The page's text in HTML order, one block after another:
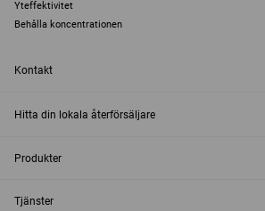
Yteffektivitet
Behålla koncentrationen
Kontakt
Hitta din lokala återförsäljare
Produkter
Tjänster